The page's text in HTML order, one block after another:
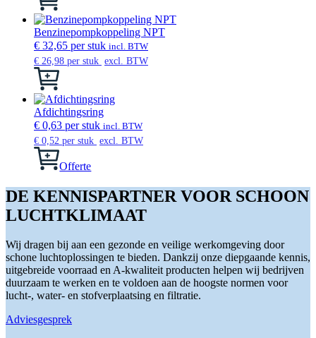
gekozen
worden
op
de
productpagina
heeft
meerdere
variaties.
Deze
optie
gekozen
worden
op
de
productpagina
Benzinepompkoppeling NPT
€ 32,65 per stuk incl. BTW
€ 26,98 per stuk excl. BTW
Dit
heeft
meerdere
variaties.
Deze
optie
kan
gekozen
worden
op
de
Afdichtingsring
€ 0,63 per stuk incl. BTW
€ 0,52 per stuk excl. BTW
Offerte
DE KENNISPARTNER VOOR SCHOON
LUCHTKLIMAAT
Wij dragen bij aan een gezonde en veilige werkomgeving door
schone luchtoplossingen te bieden. Dankzij onze diepgaande kennis,
uitgebreide voorraad en A-kwaliteit producten helpen wij bedrijven
duurzaam te werken en te voldoen aan de hoogste normen voor
lucht-, water- en stofverplaatsing en filtratie.
Adviesgesprek